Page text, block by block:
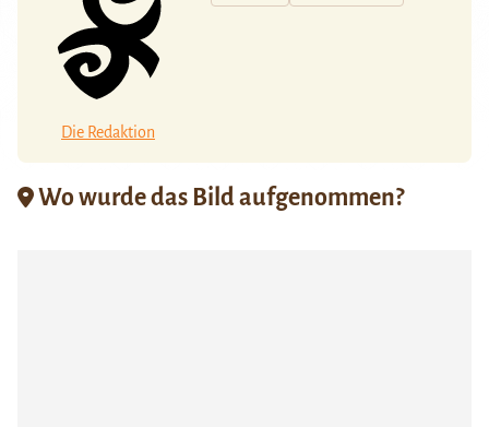
Die Redaktion
Wo wurde das Bild aufgenommen?